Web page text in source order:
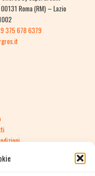
Roma (RM) – Lazio
375 678 6379
Reso